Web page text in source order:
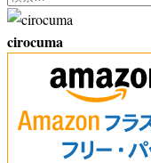
索:
cirocuma